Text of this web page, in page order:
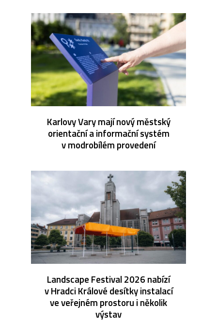
Karlovy Vary mají nový městský
orientační a informační systém
v modrobílém provedení
Landscape Festival 2026 nabízí
v Hradci Králové desítky instalací
ve veřejném prostoru i několik
výstav